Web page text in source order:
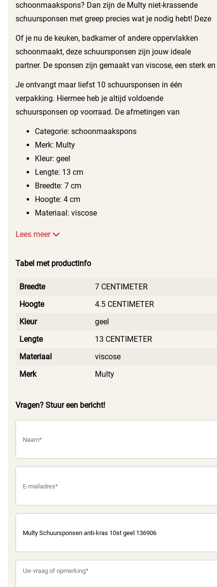
schoonmaakspons? Dan zijn de Multy niet-krassende
schuursponsen met greep precies wat je nodig hebt! Deze
Of je nu de keuken, badkamer of andere oppervlakken
schoonmaakt, deze schuursponsen zijn jouw ideale
partner. De sponsen zijn gemaakt van viscose, een sterk en
Je ontvangt maar liefst 10 schuursponsen in één
verpakking. Hiermee heb je altijd voldoende
schuursponsen op voorraad. De afmetingen van
Categorie: schoonmaakspons
Merk: Multy
Kleur: geel
Lengte: 13 cm
Breedte: 7 cm
Hoogte: 4 cm
Materiaal: viscose
Lees meer
Tabel met productinfo
Breedte
7 CENTIMETER
Hoogte
4.5 CENTIMETER
Kleur
geel
Lengte
13 CENTIMETER
Materiaal
viscose
Merk
Multy
Vragen? Stuur een bericht!